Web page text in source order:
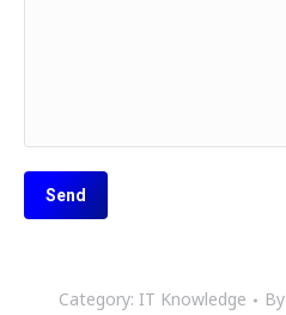
Category: IT Knowledge By